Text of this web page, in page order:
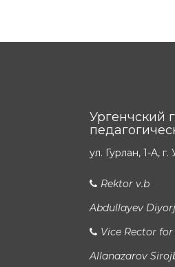
Ургенчский
ул. Гурлан, 1-A,
Rektor v.b
Abdullayev
Vice Rector
Allanazarov